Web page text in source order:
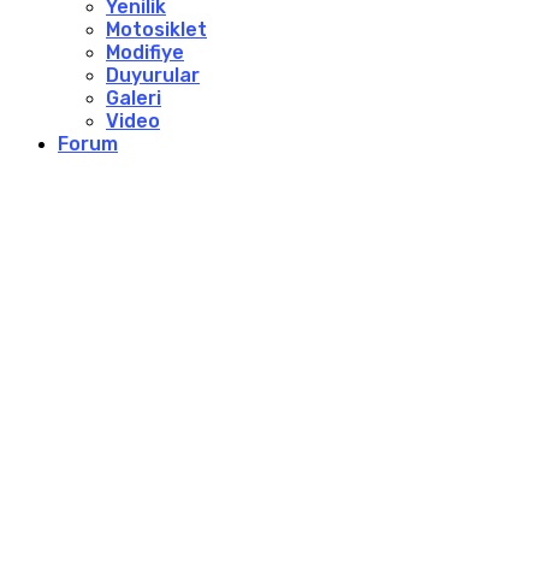
Yenilik
Motosiklet
Modifiye
Duyurular
Galeri
Video
Forum